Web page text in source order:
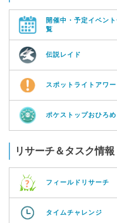
開催中・予定イベント
覧
伝説レイド
スポットライトアワー
ポケストップおひろめ
リサーチ＆タスク情報
フィールドリサーチ
タイムチャレンジ